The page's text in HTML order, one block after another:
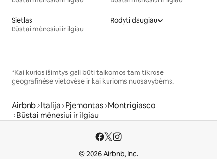
Sietlas
Būstai mėnesiui ir ilgiau
Rodyti daugiau
*Kai kurios išimtys gali būti taikomos tam tikrose
geografinėse vietovėse ir kai kurioms nuosavybėms.
Airbnb Italija Pjemontas Montrigiasco
Būstai mėnesiui ir ilgiau
© 2026 Airbnb, Inc.